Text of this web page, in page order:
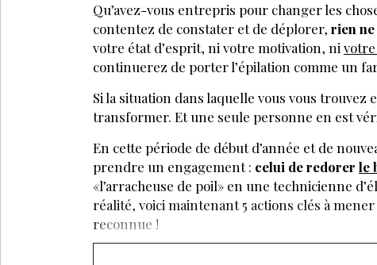
Qu’avez-vous entrepris pour changer les
contentez de constater et de déplorer, rien
votre état d’esprit, ni votre motivation, ni
continuerez de porter l’épilation comme un
Si la situation dans laquelle vous vous trouvez
transformer. Et une seule personne en est
En cette période de début d’année et de
prendre un engagement : celui de redorer le
«l’arracheuse de poil» en une technicienne
réalité, voici maintenant 5 actions clés à
reconnue !